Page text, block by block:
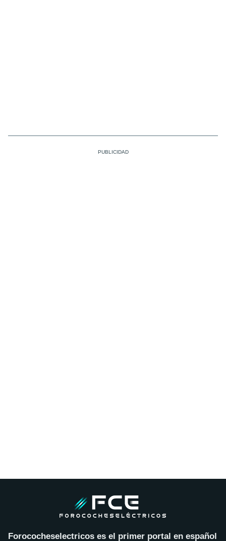
Forococheselectricos es el primer portal en español